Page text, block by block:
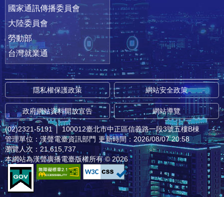
國家通訊傳播委員會
大陸委員會
勞動部
台灣就業通
隱私權保護政策 網站安全政策
政府網站資料開放宣告 網站導覽
(02)2321-5191 │ 100012臺北市中正區信義路一段3號五樓B棟
管理單位：漢聲電臺資訊部門 更新時間：2026/08/07 20:58
瀏覽人次：21,615,737
本網站為漢聲廣播電臺版權所有 © 2026